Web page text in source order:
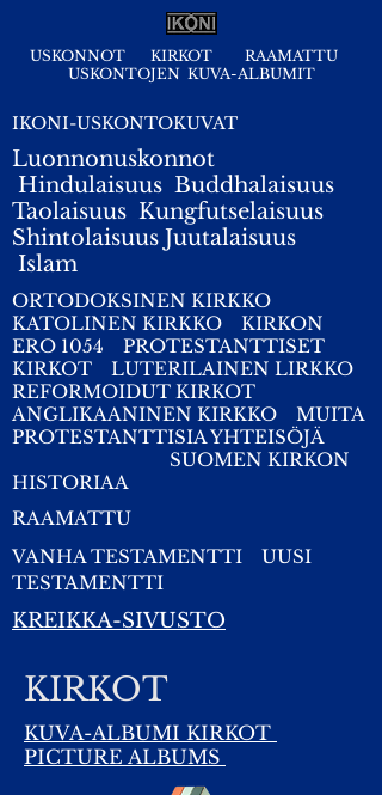
USKONNOT KIRKOT
RAAMATTU
USKONTOJEN KUVA-ALBUMIT
IKONI-USKONTOKUVAT
Luonnonuskonnot
Hindulaisuus Buddhalaisuus
Taolaisuus Kungfutselaisuus
Shintolaisuus Juutalaisuus
Islam
ORTODOKSINEN KIRKKO
KATOLINEN KIRKKO
KIRKON
ERO 1054
PROTESTANTTISET
KIRKOT
LUTERILAINEN LIRKKO
REFORMOIDUT KIRKOT
ANGLIKAANINEN KIRKKO
MUITA
PROTESTANTTISIA YHTEISÖJÄ
SUOMEN KIRKON
HISTORIAA
RAAMATTU
VANHA TESTAMENTTI
UUSI
TESTAMENTTI
KREIKKA-SIVUSTO
KIRKOT
KUVA-ALBUMI KIRKOT
PICTURE ALBUMS